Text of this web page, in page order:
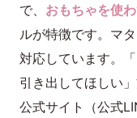
で、 おもちゃを使
ルが特徴です。マ
対応しています。
引き出してほしい
公式サイト（公式